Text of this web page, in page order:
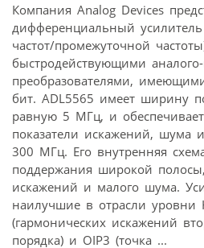
Компания Analog Devices
дифференциальный
частот/промежуточной
быстродействующими
преобразователями,
бит. ADL5565 имеет ширину
равную 5 МГц, и
показатели искажений, шума
300 МГц. Его внутренняя
поддержания широкой
искажений и малого шума.
наилучшие в отрасли уровни
(гармонических искажений
порядка) и OIP3 (точка ...